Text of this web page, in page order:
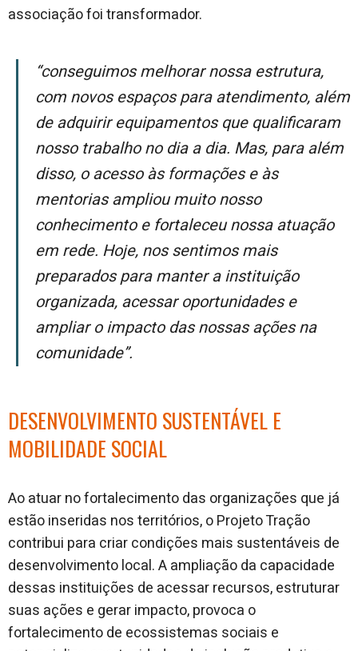
associação foi transformador.
“Conseguimos melhorar nossa estrutura,
com novos espaços para atendimento, além
de adquirir equipamentos que qualificaram
nosso trabalho no dia a dia. Mas, para além
disso, o acesso às formações e às
mentorias ampliou muito nosso
conhecimento e fortaleceu nossa atuação
em rede. Hoje, nos sentimos mais
preparados para manter a instituição
organizada, acessar oportunidades e
ampliar o impacto das nossas ações na
comunidade”.
DESENVOLVIMENTO SUSTENTÁVEL E
MOBILIDADE SOCIAL
Ao atuar no fortalecimento das organizações que já
estão inseridas nos territórios, o Projeto Tração
contribui para criar condições mais sustentáveis de
desenvolvimento local. A ampliação da capacidade
dessas instituições de acessar recursos, estruturar
suas ações e gerar impacto, provoca o
fortalecimento de ecossistemas sociais e